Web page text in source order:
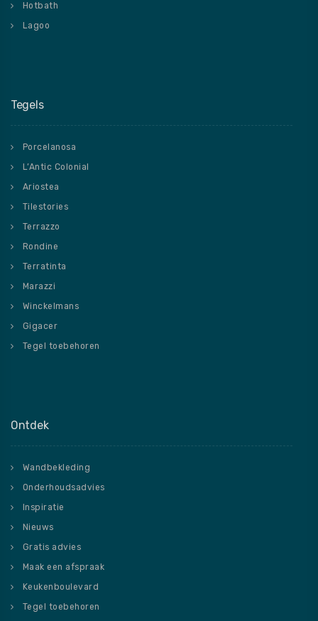
Hotbath
Lagoo
Tegels
Porcelanosa
L’Antic Colonial
Ariostea
Tilestories
Terrazzo
Rondine
Terratinta
Marazzi
Winckelmans
Gigacer
Tegel toebehoren
Ontdek
Wandbekleding
Onderhoudsadvies
Inspiratie
Nieuws
Gratis advies
Maak een afspraak
Keukenboulevard
Tegel toebehoren